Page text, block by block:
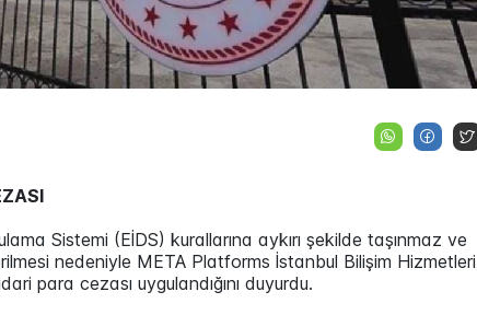
Sistemi (EİDS) kurallarına aykırı şekilde taşınmaz ve
nedeniyle META Platforms İstanbul Bilişim Hizmetleri
para cezası uygulandığını duyurdu.